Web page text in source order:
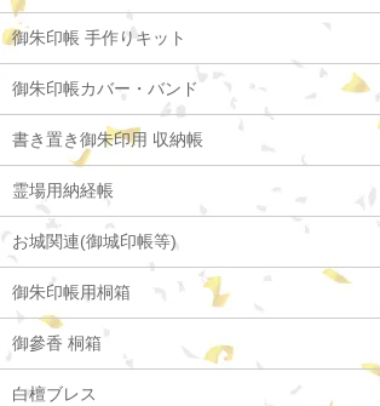
御朱印帳 手作りキット
御朱印帳カバー・バンド
書き置き御朱印用 収納帳
霊場用納経帳
お城関連(御城印帳等)
御朱印帳用桐箱
御參香 桐箱
白檀ブレス